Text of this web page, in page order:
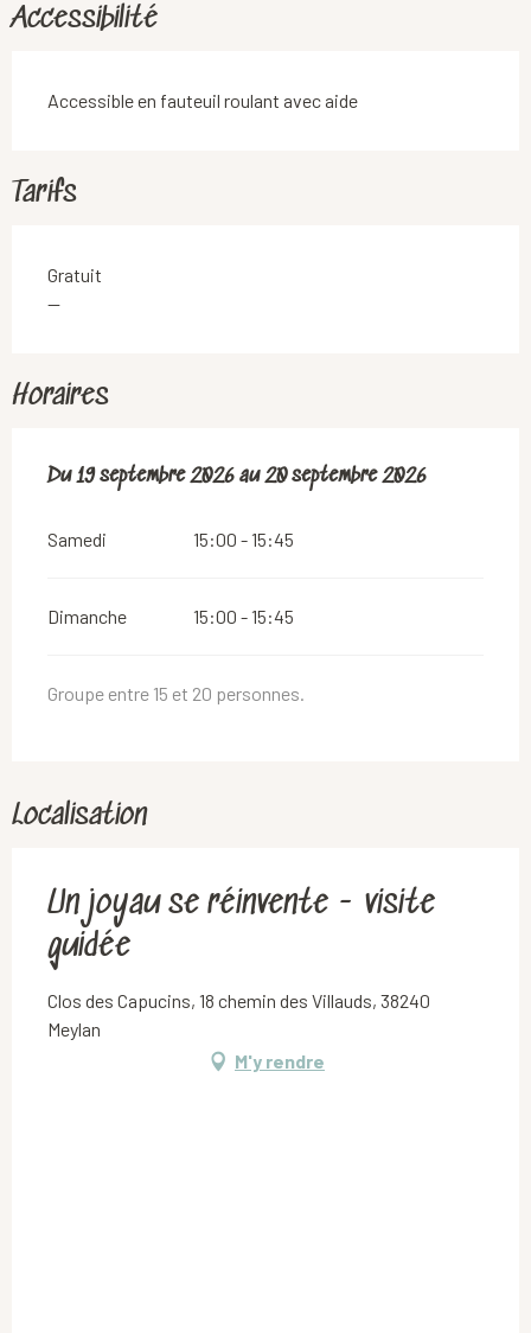
Accessibilité
Accessible en fauteuil roulant avec aide
Tarifs
Gratuit
—
Horaires
Du19 septembre 2026 au20 septembre 2026
Du19 septembre 2026 au20 septembre 2026
Samedi 15:00 - 15:45
Dimanche 15:00 - 15:45
Groupe entre 15 et 20 personnes.
Localisation
Un joyau se réinvente - visite
guidée
Clos des Capucins, 18 chemin des Villauds, 38240
Meylan
M'y rendre